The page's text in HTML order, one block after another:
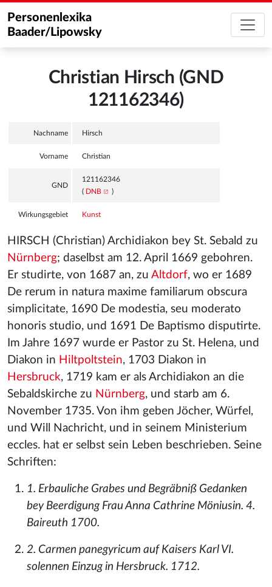
Personenlexika
Baader/Lipowsky
Christian Hirsch (GND
121162346)
Nachname Hirsch
Vorname Christian
GND
121162346
( DNB )
Wirkungsgebiet Kunst
HIRSCH (Christian) Archidiakon bey St. Sebald zu
Nürnberg; daselbst am 12. April 1669 gebohren.
Er studirte, von 1687 an, zu Altdorf, wo er 1689
De rerum in natura maxime familiarum obscura
simplicitate, 1690 De modestia, seu moderato
honoris studio, und 1691 De Baptismo disputirte.
Im Jahre 1697 wurde er Pastor zu St. Helena, und
Diakon in Hiltpoltstein, 1703 Diakon in
Hersbruck, 1719 kam er als Archidiakon an die
Sebaldskirche zu Nürnberg, und starb am 6.
November 1735. Von ihm geben Jöcher, Würfel,
und Will Nachricht, und in seinem Ministerium
eccles. hat er selbst sein Leben beschrieben. Seine
Schriften:
1. Erbauliche Grabes und Begräbniß Gedanken
bey Beerdigung Frau Anna Cathrine Möniusin. 4.
Baireuth 1700.
2. Carmen panegyricum auf Kaisers Karl VI.
solennen Einzug in Hersbruck. 1712.